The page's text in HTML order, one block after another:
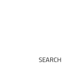
SEARCH